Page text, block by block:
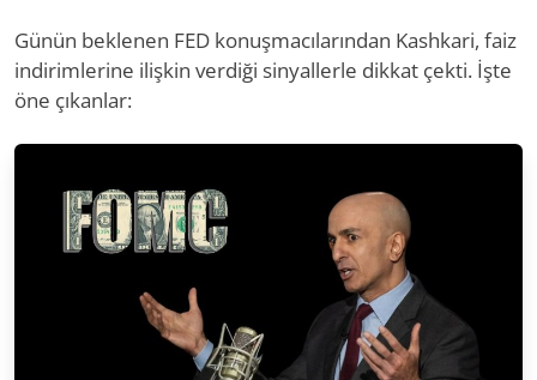
Günün beklenen FED konuşmacılarından Kashkari, faiz
indirimlerine ilişkin verdiği sinyallerle dikkat çekti. İşte
öne çıkanlar: